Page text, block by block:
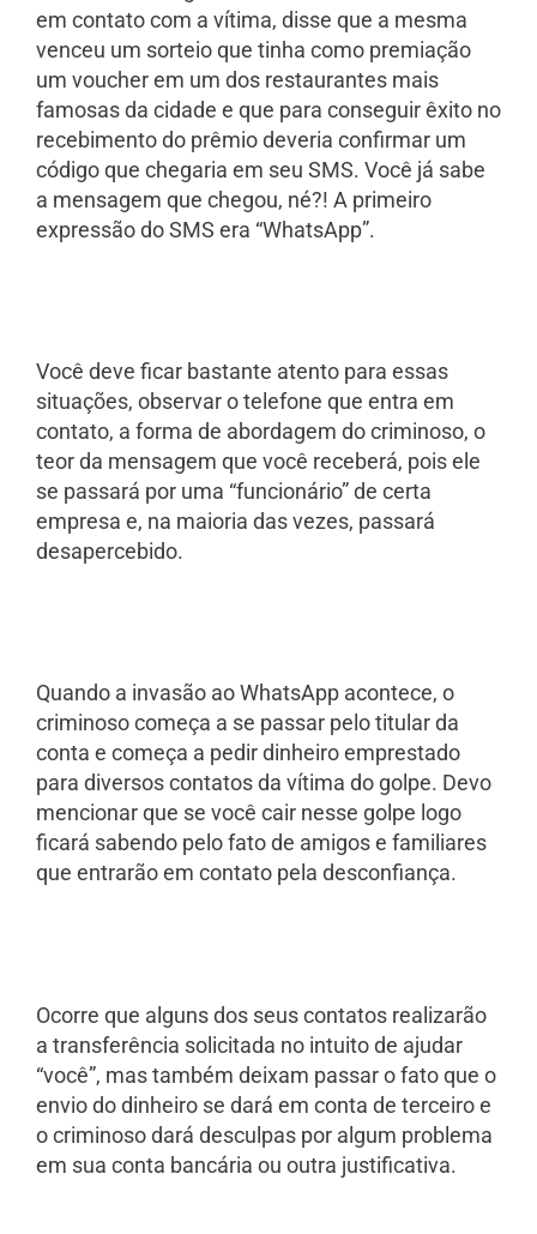
em contato com a vítima, disse que a mesma
venceu um sorteio que tinha como premiação
um voucher em um dos restaurantes mais
famosas da cidade e que para conseguir êxito no
recebimento do prêmio deveria confirmar um
código que chegaria em seu SMS. Você já sabe
a mensagem que chegou, né?! A primeiro
expressão do SMS era “WhatsApp”.
Você deve ficar bastante atento para essas
situações, observar o telefone que entra em
contato, a forma de abordagem do criminoso, o
teor da mensagem que você receberá, pois ele
se passará por uma “funcionário” de certa
empresa e, na maioria das vezes, passará
desapercebido.
Quando a invasão ao WhatsApp acontece, o
criminoso começa a se passar pelo titular da
conta e começa a pedir dinheiro emprestado
para diversos contatos da vítima do golpe. Devo
mencionar que se você cair nesse golpe logo
ficará sabendo pelo fato de amigos e familiares
que entrarão em contato pela desconfiança.
Ocorre que alguns dos seus contatos realizarão
a transferência solicitada no intuito de ajudar
“você”, mas também deixam passar o fato que o
envio do dinheiro se dará em conta de terceiro e
o criminoso dará desculpas por algum problema
em sua conta bancária ou outra justificativa.